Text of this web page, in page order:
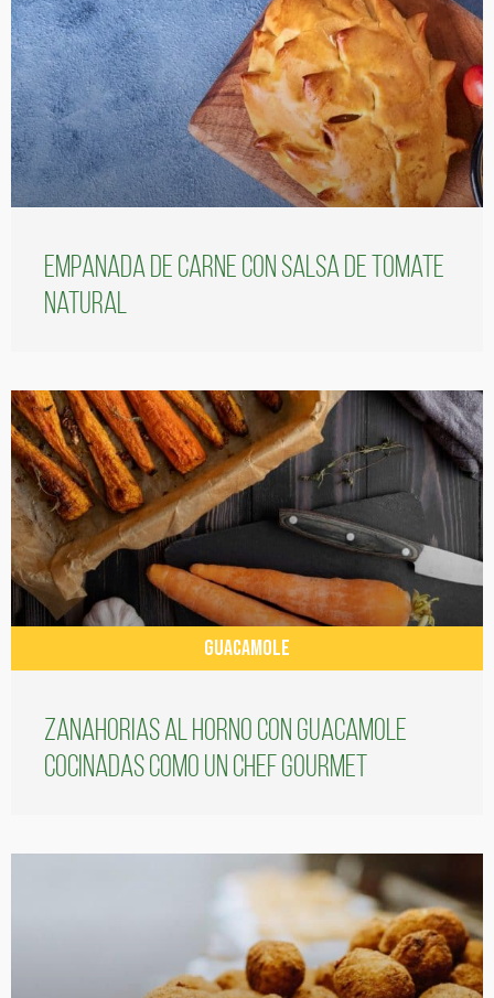
Empanada de carne con salsa de tomate
natural
GUACAMOLE
Zanahorias al horno con guacamole
cocinadas como un chef gourmet